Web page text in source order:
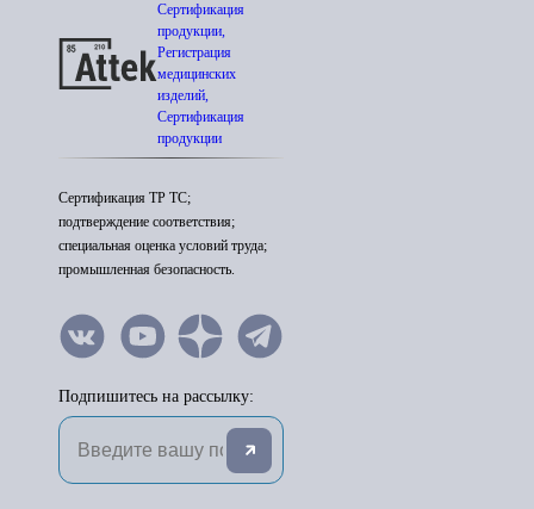
Сертификация
продукции,
Регистрация
медицинских
изделий,
Сертификация
продукции
Сертификация ТР ТС;
подтверждение соответствия;
специальная оценка условий труда;
промышленная безопасность.
Подпишитесь на рассылку: